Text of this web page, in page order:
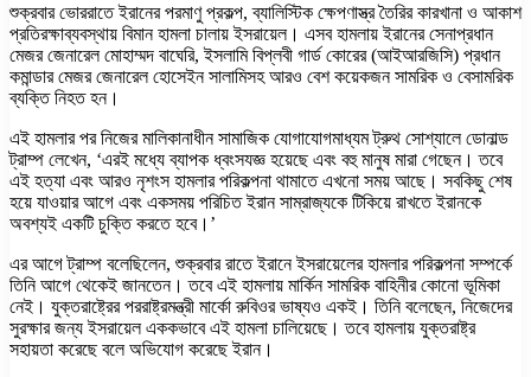
শুক্রবার ভোররাতে ইরানের পরমাণু প্রকল্প, ব্যালিস্টিক ক্ষেপণাস্ত্র তৈরির কারখানা ও আকাশ
প্রতিরক্ষাব্যবস্থায় বিমান হামলা চালায় ইসরায়েল। এসব হামলায় ইরানের সেনাপ্রধান
মেজর জেনারেল মোহাম্মদ বাঘেরি, ইসলামি বিপ্লবী গার্ড কোরের (আইআরজিসি) প্রধান
কমান্ডার মেজর জেনারেল হোসেইন সালামিসহ আরও বেশ কয়েকজন সামরিক ও বেসামরিক
ব্যক্তি নিহত হন।
এই হামলার পর নিজের মালিকানাধীন সামাজিক যোগাযোগমাধ্যম ট্রুথ সোশ্যালে ডোনাল্ড
ট্রাম্প লেখেন, ‘এরই মধ্যে ব্যাপক ধ্বংসযজ্ঞ হয়েছে এবং বহু মানুষ মারা গেছেন। তবে
এই হত্যা এবং আরও নৃশংস হামলার পরিকল্পনা থামাতে এখনো সময় আছে। সবকিছু শেষ
হয়ে যাওয়ার আগে এবং একসময় পরিচিত ইরান সাম্রাজ্যকে টিকিয়ে রাখতে ইরানকে
অবশ্যই একটি চুক্তি করতে হবে।’
এর আগে ট্রাম্প বলেছিলেন, শুক্রবার রাতে ইরানে ইসরায়েলের হামলার পরিকল্পনা সম্পর্কে
তিনি আগে থেকেই জানতেন। তবে এই হামলায় মার্কিন সামরিক বাহিনীর কোনো ভূমিকা
নেই। যুক্তরাষ্ট্রের পররাষ্ট্রমন্ত্রী মার্কো রুবিওর ভাষ্যও একই। তিনি বলেছেন, নিজেদের
সুরক্ষার জন্য ইসরায়েল এককভাবে এই হামলা চালিয়েছে। তবে হামলায় যুক্তরাষ্ট্র
সহায়তা করেছে বলে অভিযোগ করেছে ইরান।